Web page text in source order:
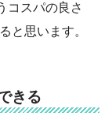
コスパの良さ
と思います。
きる